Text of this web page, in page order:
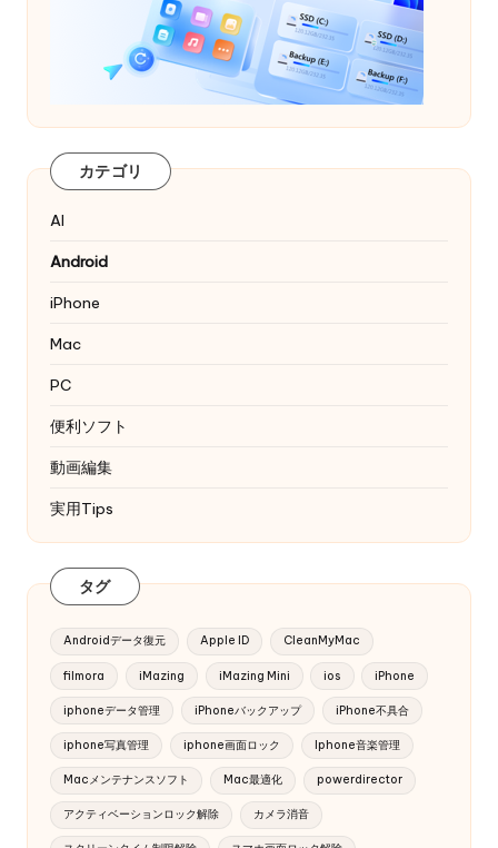
カテゴリ
AI
Android
iPhone
Mac
PC
便利ソフト
動画編集
実用Tips
タグ
Androidデータ復元 Apple ID CleanMyMac
filmora iMazing iMazing Mini ios iPhone
iphoneデータ管理 iPhoneバックアップ iPhone不具合
iphone写真管理 iphone画面ロック Iphone音楽管理
Macメンテナンスソフト Mac最適化 powerdirector
アクティベーションロック解除 カメラ消音